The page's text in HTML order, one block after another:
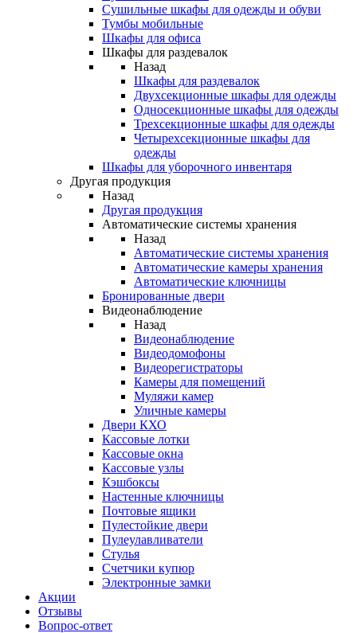
Сушильные шкафы для одежды и обуви
Тумбы мобильные
Шкафы для офиса
Шкафы для раздевалок
Назад
Шкафы для раздевалок
Двухсекционные шкафы для одежды
Односекционные шкафы для одежды
Трехсекционные шкафы для одежды
Четырехсекционные шкафы для
одежды
Шкафы для уборочного инвентаря
Другая продукция
Назад
Другая продукция
Автоматические системы хранения
Назад
Автоматические системы хранения
Автоматические камеры хранения
Автоматические ключницы
Бронированные двери
Видеонаблюдение
Назад
Видеонаблюдение
Видеодомофоны
Видеорегистраторы
Камеры для помещений
Муляжи камер
Уличные камеры
Двери КХО
Кассовые лотки
Кассовые окна
Кассовые узлы
Кэшбоксы
Настенные ключницы
Почтовые ящики
Пулестойкие двери
Пулеулавливатели
Стулья
Счетчики купюр
Электронные замки
Акции
Отзывы
Вопрос-ответ